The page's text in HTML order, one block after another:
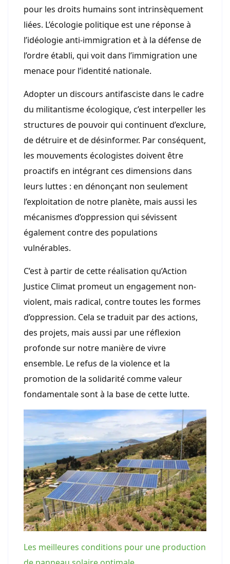
pour les droits humains sont intrinsèquement
liées. L’écologie politique est une réponse à
l’idéologie anti-immigration et à la défense de
l’ordre établi, qui voit dans l’immigration une
menace pour l’identité nationale.
Adopter un discours antifasciste dans le cadre
du militantisme écologique, c’est interpeller les
structures de pouvoir qui continuent d’exclure,
de détruire et de désinformer. Par conséquent,
les mouvements écologistes doivent être
proactifs en intégrant ces dimensions dans
leurs luttes : en dénonçant non seulement
l’exploitation de notre planète, mais aussi les
mécanismes d’oppression qui sévissent
également contre des populations
vulnérables.
C’est à partir de cette réalisation qu’Action
Justice Climat promeut un engagement non-
violent, mais radical, contre toutes les formes
d’oppression. Cela se traduit par des actions,
des projets, mais aussi par une réflexion
profonde sur notre manière de vivre
ensemble. Le refus de la violence et la
promotion de la solidarité comme valeur
fondamentale sont à la base de cette lutte.
Les meilleures conditions pour une production